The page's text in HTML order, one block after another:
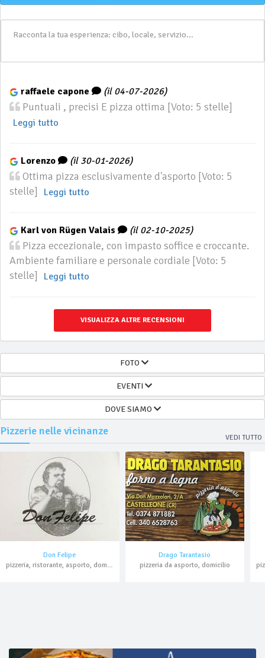
raffaele capone (il 04-07-2026)
Puntuali , precisi E pizza ottima [Voto: 5 stelle]
Leggi tutto
Lorenzo (il 30-01-2026)
Ottima pizza esclusivamente d'asporto [Voto: 5
stelle]
Leggi tutto
Karl von Rügen Valais (il 02-10-2025)
Pizza eccezionale, con impasto soffice e croccante.
Ambiente familiare e personale cordiale [Voto: 5
stelle]
Leggi tutto
VISUALIZZA ALTRE RECENSIONI
FOTO
EVENTI
DOVE SIAMO
Pizzerie nelle vicinanze
VEDI TUTTO
Don Felipe
pizzeria, ristorante, asporto, domicilio
Drago Tarantasio
pizzeria da asporto, domicilio